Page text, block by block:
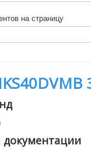
на страницу
документации